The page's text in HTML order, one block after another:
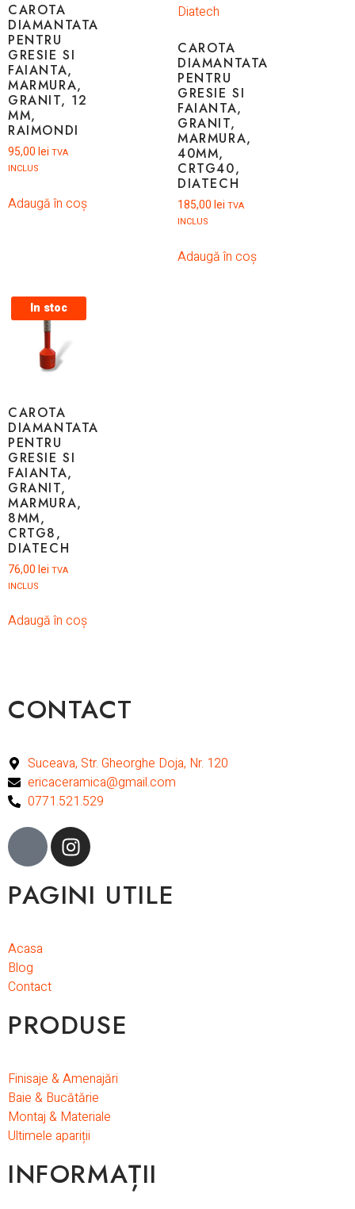
CAROTA
DIAMANTATA
PENTRU
GRESIE SI
FAIANTA,
MARMURA,
GRANIT, 12
MM,
RAIMONDI
95,00 lei TVA
INCLUS
Adaugă în coș
CAROTA
DIAMANTATA
PENTRU
GRESIE SI
FAIANTA,
GRANIT,
MARMURA,
40MM,
CRTG40,
DIATECH
185,00 lei TVA
INCLUS
Adaugă în coș
In stoc
CAROTA
DIAMANTATA
PENTRU
GRESIE SI
FAIANTA,
GRANIT,
MARMURA,
8MM,
CRTG8,
DIATECH
76,00 lei TVA
INCLUS
Adaugă în coș
CONTACT
Suceava, Str. Gheorghe Doja, Nr. 120
ericaceramica@gmail.com
0771.521.529
PAGINI UTILE
Acasa
Blog
Contact
PRODUSE
Finisaje & Amenajări
Baie & Bucătărie
Montaj & Materiale
Ultimele apariții
INFORMAȚII